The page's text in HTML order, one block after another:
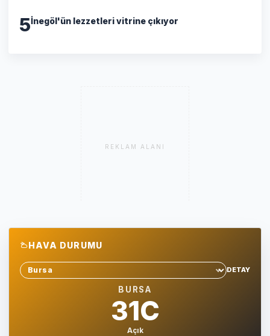
5İnegöl'ün lezzetleri vitrine çıkıyor
REKLAM ALANI
HAVA DURUMU
Sehir sec
DETAY
BURSA
31C
Açık